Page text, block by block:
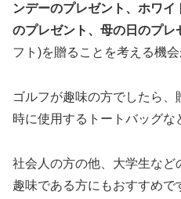
ンデーのプレゼント、ホワイ
のプレゼント、母の日のプレ
フト)を贈ることを考える機
ゴルフが趣味の方でしたら、
時に使用するトートバッグな
社会人の方の他、大学生な
趣味である方にもおすすめで